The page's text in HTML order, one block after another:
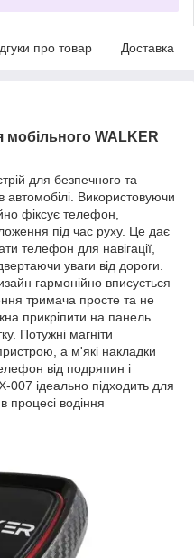
про товар Доставка
WALKER
для безпечного та
Використовуючи
фіксує телефон,
під час руху. Це дає
телефон для навігації,
уваги від дороги.
гармонійно вписується
тримача просте та не
прикріпити на панель
Потужні магніти
а м'які накладки
від подряпин і
ідеально підходить для
процесі водіння